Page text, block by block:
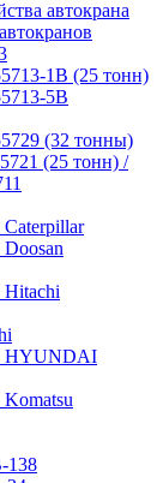
автокрана
1В (25 тонн)
5В
(32 тонны)
(25 тонн) /
Caterpillar
Doosan
Hitachi
HYUNDAI
Komatsu
138